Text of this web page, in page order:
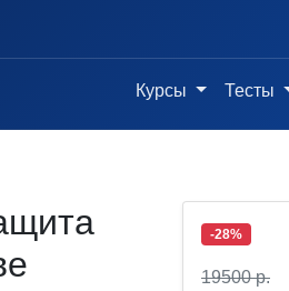
Курсы Тесты
-28%
19500 р.